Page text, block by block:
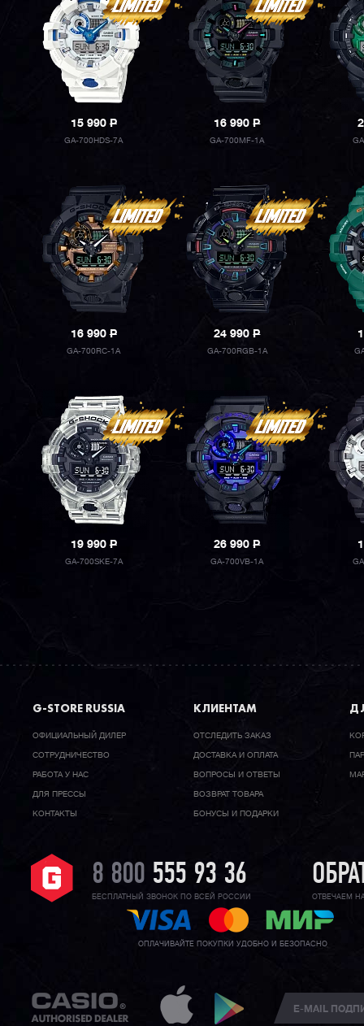
15 990P
GA-700HDS-7A
16 990P
GA-700MF-1A
16 990P
GA-700RC-1A
24 990P
GA-700RGB-1A
19 990P
GA-700SKE-7A
26 990P
GA-700VB-1A
G-STORE RUSSIA
ОФИЦИАЛЬНЫЙ ДИЛЕР
CОТРУДНИЧЕСТВО
РАБОТА У НАС
ДЛЯ ПРЕССЫ
КОНТАКТЫ
КЛИЕНТАМ
ОТСЛЕДИТЬ ЗАКАЗ
ДОСТАВКА И ОПЛАТА
ВОПРОСЫ И ОТВЕТЫ
ВОЗВРАТ ТОВАРА
БОНУСЫ И ПОДАРКИ
8 800 555 93 36
БЕСПЛАТНЫЙ ЗВОНОК ПО ВСЕЙ РОССИИ ОТВЕЧАЕМ
ОПЛАЧИВАЙТЕ ПОКУПКИ УДОБНО И БЕЗОПАСНО